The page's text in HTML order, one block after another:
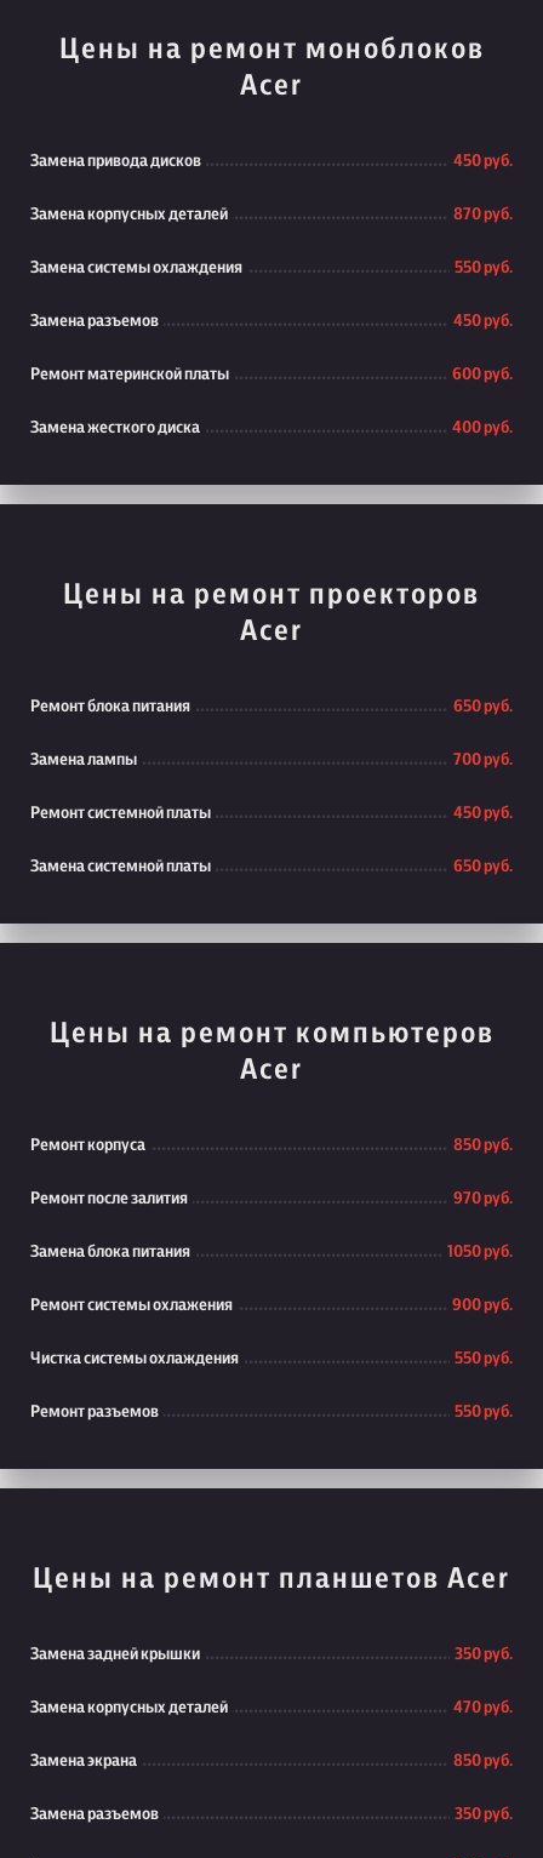
Цены на ремонт моноблоков
Acer
Замена привода дисков 450 руб.
Замена корпусных деталей 870 руб.
Замена системы охлаждения 550 руб.
Замена разъемов 450 руб.
Ремонт материнской платы 600 руб.
Замена жесткого диска 400 руб.
Цены на ремонт проекторов
Acer
Ремонт блока питания 650 руб.
Замена лампы 700 руб.
Ремонт системной платы 450 руб.
Замена системной платы 650 руб.
Цены на ремонт компьютеров
Acer
Ремонт корпуса 850 руб.
Ремонт после залития 970 руб.
Замена блока питания 1050 руб.
Ремонт системы охлажения 900 руб.
Чистка системы охлаждения 550 руб.
Ремонт разъемов 550 руб.
Цены на ремонт планшетов Acer
Замена задней крышки 350 руб.
Замена корпусных деталей 470 руб.
Замена экрана 850 руб.
Замена разъемов 350 руб.